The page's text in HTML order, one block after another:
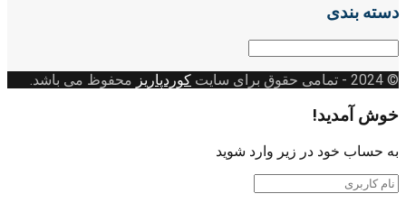
دسته بندی
© 2024
- تمامی حقوق برای سایت کوردپاریز محفوظ می باشد.
خوش آمدید!
به حساب خود در زیر وارد شوید